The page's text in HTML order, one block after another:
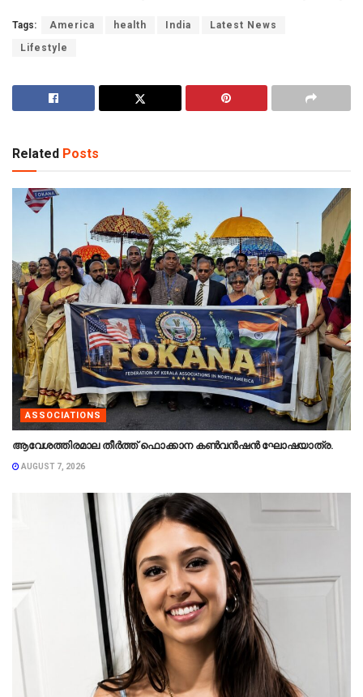
Tags: America health India
Latest News
Lifestyle
Related Posts
ASSOCIATIONS
ആവേശത്തിരമാല തീർത്ത് ഫൊക്കാന കൺവൻഷൻ ഘോഷയാത്ര.
AUGUST 7, 2026